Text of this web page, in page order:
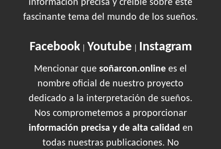
información precisa y creíble sobre este
fascinante tema del mundo de los sueños.
Facebook| Youtube| Instagram
Mencionar que soñarcon.online es el
nombre oficial de nuestro proyecto
dedicado a la interpretación de sueños.
Nos comprometemos a proporcionar
información precisa y de alta calidad en
todas nuestras publicaciones. No